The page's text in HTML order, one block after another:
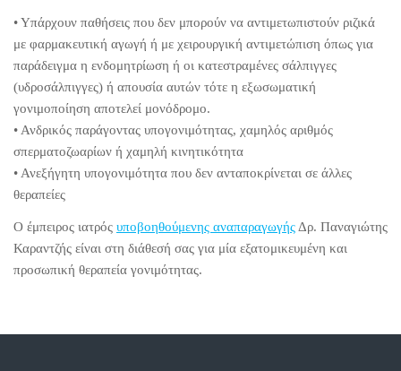
• Υπάρχουν παθήσεις που δεν μπορούν να αντιμετωπιστούν ριζικά
με φαρμακευτική αγωγή ή με χειρουργική αντιμετώπιση όπως για
παράδειγμα η ενδομητρίωση ή οι κατεστραμένες σάλπιγγες
(υδροσάλπιγγες) ή απουσία αυτών τότε η εξωσωματική
γονιμοποίηση αποτελεί μονόδρομο.
• Ανδρικός παράγοντας υπογονιμότητας, χαμηλός αριθμός
σπερματοζωαρίων ή χαμηλή κινητικότητα
• Ανεξήγητη υπογονιμότητα που δεν ανταποκρίνεται σε άλλες
θεραπείες
Ο έμπειρος ιατρός υποβοηθούμενης αναπαραγωγής Δρ. Παναγιώτης
Καραντζής είναι στη διάθεσή σας για μία εξατομικευμένη και
προσωπική θεραπεία γονιμότητας.